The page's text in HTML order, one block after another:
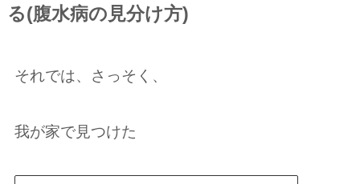
る(腹水病の見分け方)
それでは、さっそく、
我が家で見つけた